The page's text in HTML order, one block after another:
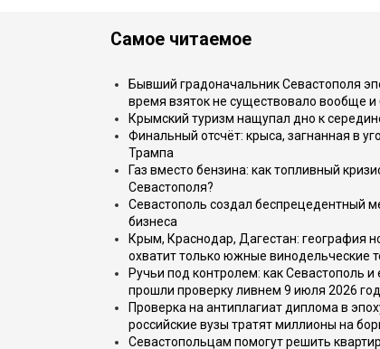
Самое читаемое
Бывший градоначальник Севастополя
время взяток не существовало вообще и
Крымский туризм нащупал дно к
Финальный отсчёт: крыса, загнанная в
Трампа
Газ вместо бензина: как топливный
Севастополя?
Севастополь создал беспрецедентный
бизнеса
Крым, Краснодар, Дагестан: география
охватит только южные винодельческие
Ручьи под контролем: как Севастополь
прошли проверку ливнем 9 июля 2026
Проверка на антиплагиат диплома в
российские вузы тратят миллионы на
Севастопольцам помогут решить